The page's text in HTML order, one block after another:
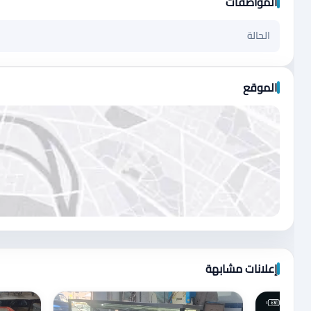
الحالة
الموقع
اضغط لتحميل الموقع
إعلانات مشابهة